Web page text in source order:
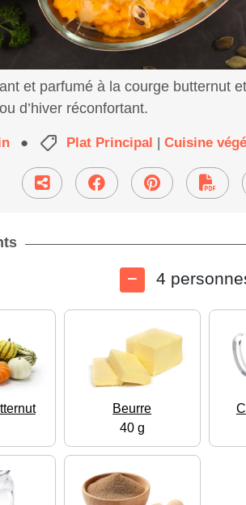
et parfumé à la courge butternut
d’hiver réconfortant.
● Plat Principal | Cuisine
4
Beurre
40 g